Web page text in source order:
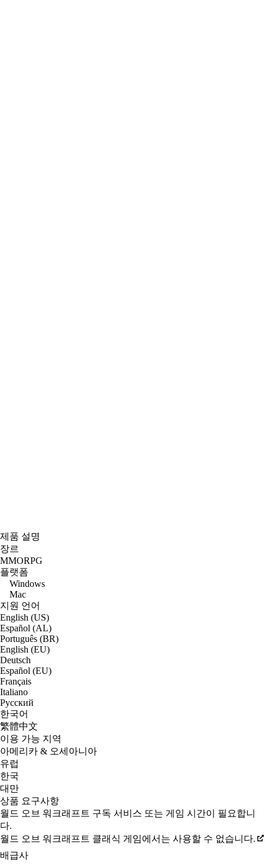
제품 설명
장르
MMORPG
플랫폼
Windows
Mac
지원 언어
English (US)
Español (AL)
Português (BR)
English (EU)
Deutsch
Español (EU)
Français
Italiano
Русский
한국어
繁體中文
이용 가능 지역
아메리카 & 오세아니아
유럽
한국
대만
상품 요구사항
월드 오브 워크래프트 구독 서비스 또는 게임 시간이 필요합니
다.
월드 오브 워크래프트 클래식 게임에서는 사용할 수 없습니다.
배급사